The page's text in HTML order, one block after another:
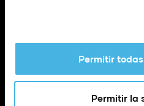
Permitir
Permitir la
Calle Poeta Quintana, 1